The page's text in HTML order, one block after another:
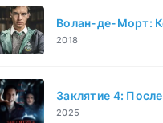
Волан-де-Морт:
2018
Заклятие 4:
2025